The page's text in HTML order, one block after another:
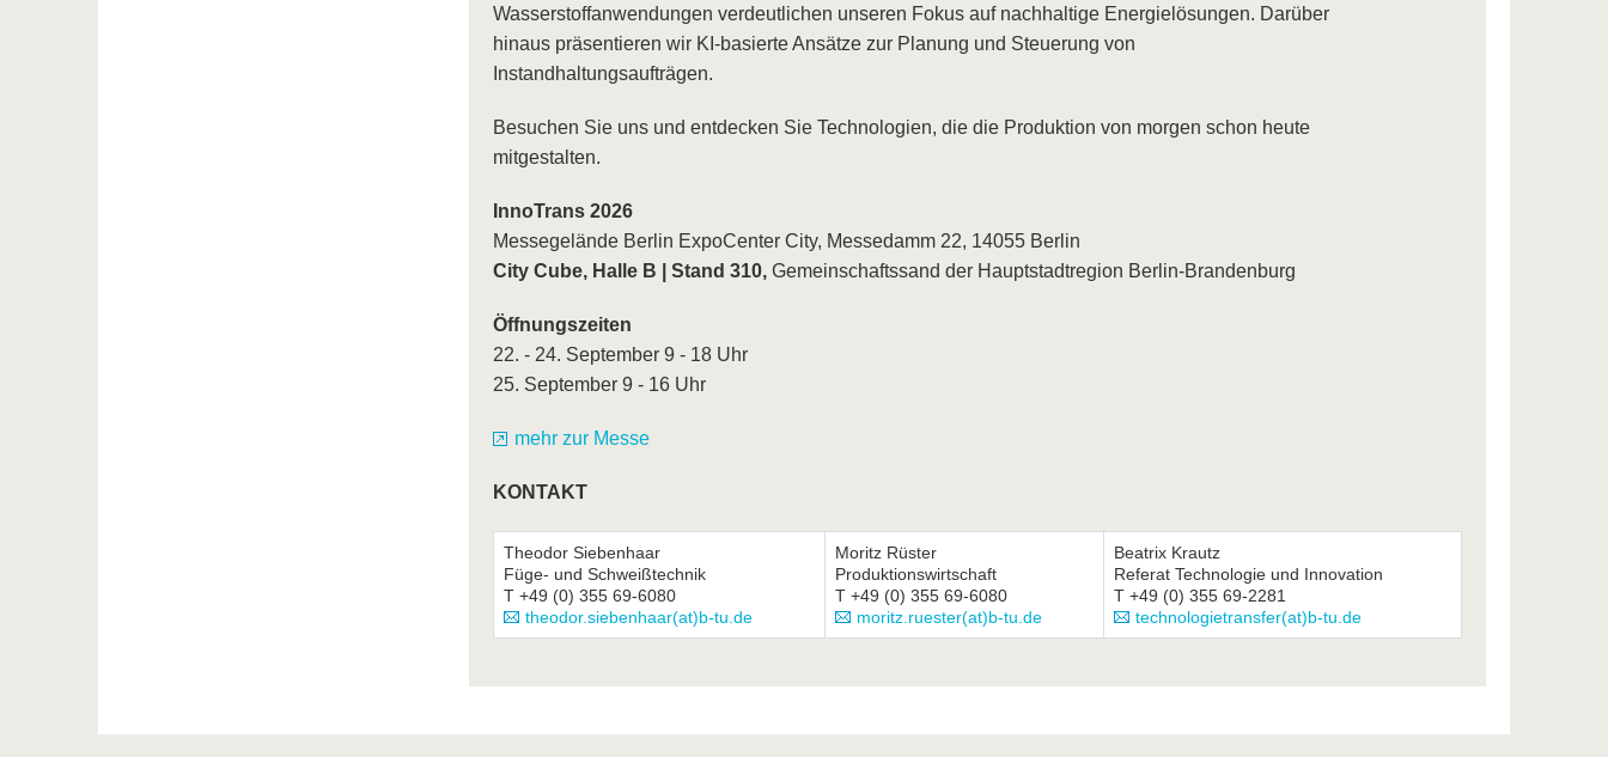
Wasserstoffanwendungen verdeutlichen unseren Fokus auf nachhaltige Energielösungen. Darüber
hinaus präsentieren wir KI-basierte Ansätze zur Planung und Steuerung von
Instandhaltungsaufträgen.
Besuchen Sie uns und entdecken Sie Technologien, die die Produktion von morgen schon heute
mitgestalten.
InnoTrans 2026
Messegelände Berlin ExpoCenter City, Messedamm 22, 14055 Berlin
City Cube, Halle B | Stand 310, Gemeinschaftssand der Hauptstadtregion Berlin-Brandenburg
Öffnungszeiten
22. - 24. September 9 - 18 Uhr
25. September 9 - 16 Uhr
mehr zur Messe
KONTAKT
Theodor Siebenhaar
Füge- und Schweißtechnik
T +49 (0) 355 69-6080
theodor.siebenhaar(at)b-tu.de
Moritz Rüster
Produktionswirtschaft
T +49 (0) 355 69-6080
moritz.ruester(at)b-tu.de
Beatrix Krautz
Referat Technologie und Innovation
T +49 (0) 355 69-2281
technologietransfer(at)b-tu.de